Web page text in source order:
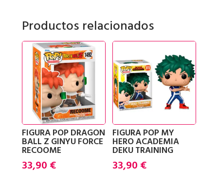
Productos relacionados
FIGURA POP DRAGON
BALL Z GINYU FORCE
RECOOME
33,90 €
FIGURA POP MY
HERO ACADEMIA
DEKU TRAINING
33,90 €